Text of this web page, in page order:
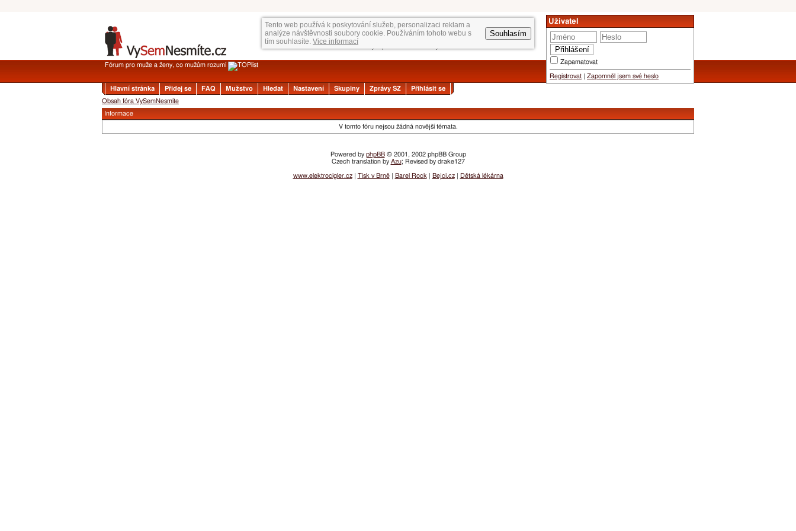
Tento web používá k poskytování služeb, personalizaci reklam a
analýze návštěvnosti soubory cookie. Používáním tohoto webu s
tím souhlasíte. Vice informací
Souhlasím
Uživatel
Zapamatovat
Registrovat Zapomněl jsem své heslo
Fórum pro muže a ženy, co mužům rozumí
Hlavní stránka Přidej se FAQ Mužstvo Hledat Nastavení Skupiny Zprávy SZ
Přihlásit se
Obsah fóra VySemNesmíte
Informace
V tomto fóru nejsou žádná novější témata.
Powered by phpBB© 2001, 2002 phpBB Group
Czech translation by Azu; Revised by drake127
www.elektrocigler.cz| Tisk v Brně| Barel Rock Bejci.cz| Dětská lékárna